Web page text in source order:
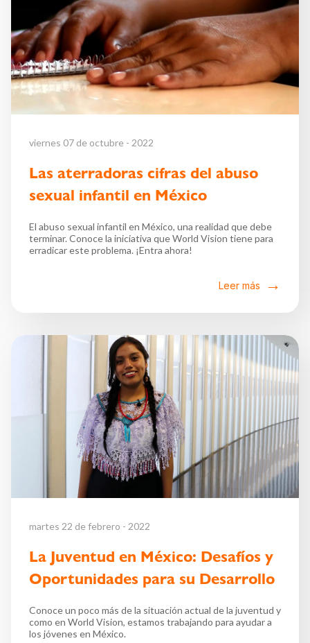
viernes 07 de octubre - 2022
Las aterradoras cifras del abuso
sexual infantil en México
El abuso sexual infantil en México, una realidad que debe
terminar. Conoce la iniciativa que World Vision tiene para
erradicar este problema. ¡Entra ahora!
Leer más
martes 22 de febrero - 2022
La Juventud en México: Desafíos y
Oportunidades para su Desarrollo
Conoce un poco más de la situación actual de la juventud y
como en World Vision, estamos trabajando para ayudar a
los jóvenes en México.